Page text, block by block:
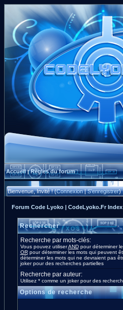
Accueil|Règles du forum
Bienvenue, Invité ! (Connexion|S'enregistrer)
Forum Code Lyoko | CodeLyoko.Fr
Rechercher
Recherche par mots-clés:
Vous pouvez utiliserANDpour déterminer
ORpour déterminer les mots qui peuvent
déterminer les mots qui ne devraient pas
joker pour des recherches partielles
Recherche par auteur:
Utilisez * comme un joker pour des
Options de recherche